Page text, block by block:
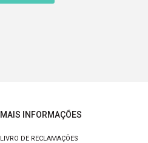
MAIS INFORMAÇÕES
LIVRO DE RECLAMAÇÕES